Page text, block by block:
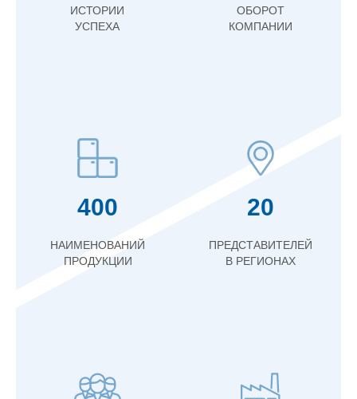
ИСТОРИИ
УСПЕХА
ОБОРОТ
КОМПАНИИ
400
НАИМЕНОВАНИЙ
ПРОДУКЦИИ
20
ПРЕДСТАВИТЕЛЕЙ
В РЕГИОНАХ